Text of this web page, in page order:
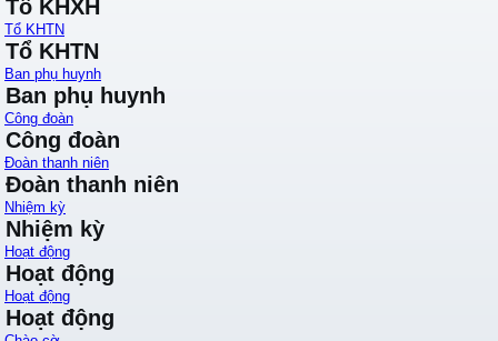
Tổ KHXH
Tổ KHTN
Tổ KHTN
Ban phụ huynh
Ban phụ huynh
Công đoàn
Công đoàn
Đoàn thanh niên
Đoàn thanh niên
Nhiệm kỳ
Nhiệm kỳ
Hoạt động
Hoạt động
Hoạt động
Hoạt động